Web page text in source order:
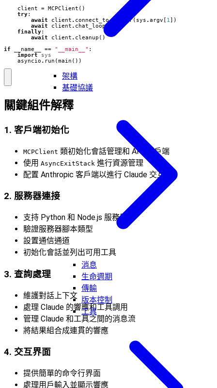
架構
基礎協議
消息
生命週期
傳輸
版本控制
工具
client
= MCPClient ()
try:
await
client . connect_to_server( sys .argv [ 1 ])
await
client . chat_loop()
finally:
await
client . cleanup ()
if
__name__ == "__main__" :
import
sys
asyncio . run (main ())
關鍵組件解釋
1. 客戶端初始化
MCPClient 類初始化會話管理和 API 客戶端
使用 AsyncExitStack 進行資源管理
配置 Anthropic 客戶端以進行 Claude 交互
2. 服務器連接
支持 Python 和 Node.js 服務器
驗證服務器腳本類型
設置通信通道
初始化會話並列出可用工具
3. 查詢處理
維護對話上下文
處理 Claude 的響應和工具調用
管理 Claude 和工具之間的消息流
將結果組合成連貫的響應
4. 交互界面
提供簡單的命令行界面
處理用戶輸入並顯示響應